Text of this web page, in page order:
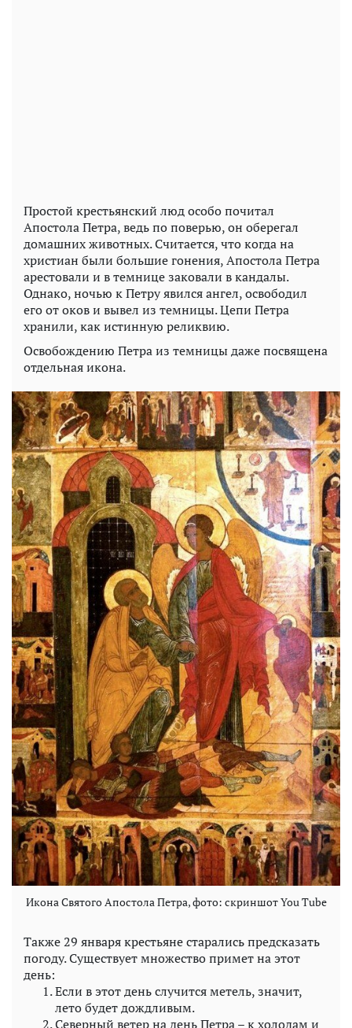
Простой крестьянский люд особо почитал
Апостола Петра, ведь по поверью, он оберегал
домашних животных. Считается, что когда на
христиан были большие гонения, Апостола Петра
арестовали и в темнице заковали в кандалы.
Однако, ночью к Петру явился ангел, освободил
его от оков и вывел из темницы. Цепи Петра
хранили, как истинную реликвию.
Освобождению Петра из темницы даже посвящена
отдельная икона.
Икона Святого Апостола Петра, фото: скриншот You Tube
Также 29 января крестьяне старались предсказать
погоду. Существует множество примет на этот
день:
Если в этот день случится метель, значит,
лето будет дождливым.
Северный ветер на день Петра – к холодам и